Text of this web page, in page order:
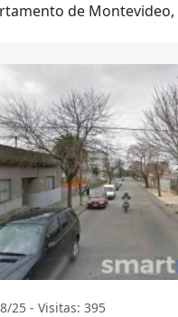
de Montevideo,
25 - Visitas: 395